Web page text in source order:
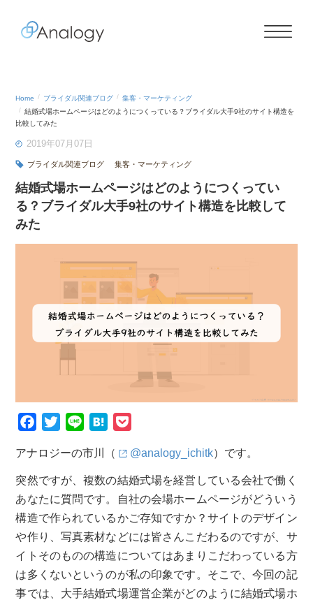
Home ブライダル関連ブログ
集客・マーケティング
結婚式場ホームページはどのようにつくっている？ブライダル大手9社のサイト構造を
比較してみた
2019年07月07日
ブライダル関連ブログ 集客・マーケティング
結婚式場ホームページはどのようにつくってい
る？ブライダル大手9社のサイト構造を比較して
みた
c
e
b
o
o
k
t
t
e
r
n
e
H
e
a
c
k
e
t
アナロジーの市川（ @analogy_ichitk）です。
突然ですが、複数の結婚式場を経営している会社で働く
あなたに質問です。自社の会場ホームページがどういう
構造で作られているかご存知ですか？サイトのデザイン
や作り、写真素材などには皆さんこだわるのですが、サ
イトそのものの構造についてはあまりこだわっている方
は多くないというのが私の印象です。そこで、今回の記
事では、大手結婚式場運営企業がどのように結婚式場ホ